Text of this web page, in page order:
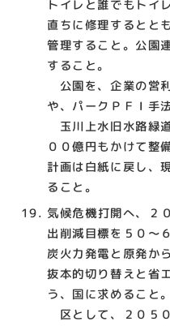
トイレと誰でもトイ
直ちに修理するとと
管理すること。公園
すること。
公園を、企業の営
や、パークＰＦＩ手
玉川上水旧水路緑
００億円もかけて整
計画は白紙に戻し、
ること。
気候危機打開へ、２
出削減目標を５０～
炭火力発電と原発か
抜本的切り替えと省
う、国に求めること。
区として、２０５